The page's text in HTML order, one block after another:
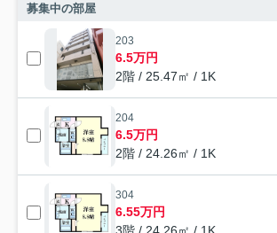
募集中の部屋
203
6.5万円
2階 / 25.47㎡ / 1K
204
6.5万円
2階 / 24.26㎡ / 1K
304
6.55万円
3階 / 24.26㎡ / 1K